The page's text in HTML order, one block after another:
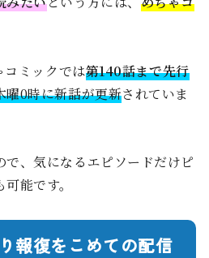
ミックでは第140話まで先行
曜0時に新話が更新されていま
、気になるエピソードだけピ
能です。
報復をこめての配信